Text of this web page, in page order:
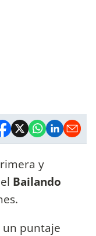
y
Bailando
un puntaje